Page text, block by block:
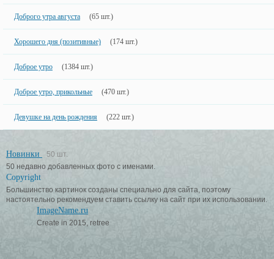
Доброго утра августа (65 шт.)
Хорошего дня (позитивные) (174 шт.)
Доброе утро (1384 шт.)
Доброе утро, прикольные (470 шт.)
Девушке на день рождения (222 шт.)
Новинки
50 шт.
50 недавно добавленных фото с именами.
Copyright
Большинство картинок созданы специально для сайта, поэтому
настоятельно рекомендуем ставить ссылку на сайт при их использовании.
ImageName.ru
Create in 2015, retree